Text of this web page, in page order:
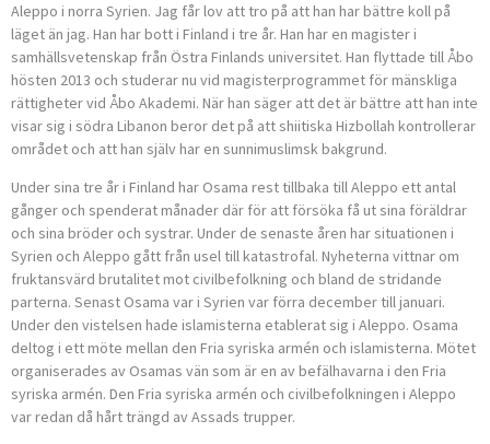
Aleppo i norra Syrien. Jag får lov att tro på att han har bättre koll på
läget än jag. Han har bott i Finland i tre år. Han har en magister i
samhällsvetenskap från Östra Finlands universitet. Han flyttade till Åbo
hösten 2013 och studerar nu vid magisterprogrammet för mänskliga
rättigheter vid Åbo Akademi. När han säger att det är bättre att han inte
visar sig i södra Libanon beror det på att shiitiska Hizbollah kontrollerar
området och att han själv har en sunnimuslimsk bakgrund.
Under sina tre år i Finland har Osama rest tillbaka till Aleppo ett antal
gånger och spenderat månader där för att försöka få ut sina föräldrar
och sina bröder och systrar. Under de senaste åren har situationen i
Syrien och Aleppo gått från usel till katastrofal. Nyheterna vittnar om
fruktansvärd brutalitet mot civilbefolkning och bland de stridande
parterna. Senast Osama var i Syrien var förra december till januari.
Under den vistelsen hade islamisterna etablerat sig i Aleppo. Osama
deltog i ett möte mellan den Fria syriska armén och islamisterna. Mötet
organiserades av Osamas vän som är en av befälhavarna i den Fria
syriska armén. Den Fria syriska armén och civilbefolkningen i Aleppo
var redan då hårt trängd av Assads trupper.